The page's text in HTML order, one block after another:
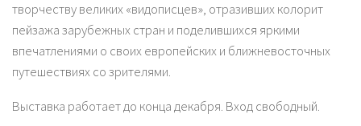
творчеству великих «видописцев», отразивших колорит
пейзажа зарубежных стран и поделившихся яркими
впечатлениями о своих европейских и ближневосточных
путешествиях со зрителями.
Выставка работает до конца декабря. Вход свободный.